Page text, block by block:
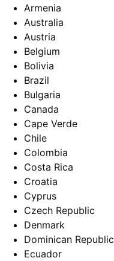
Armenia
Australia
Austria
Belgium
Bolivia
Brazil
Bulgaria
Canada
Cape Verde
Chile
Colombia
Costa Rica
Croatia
Cyprus
Czech Republic
Denmark
Dominican Republic
Ecuador